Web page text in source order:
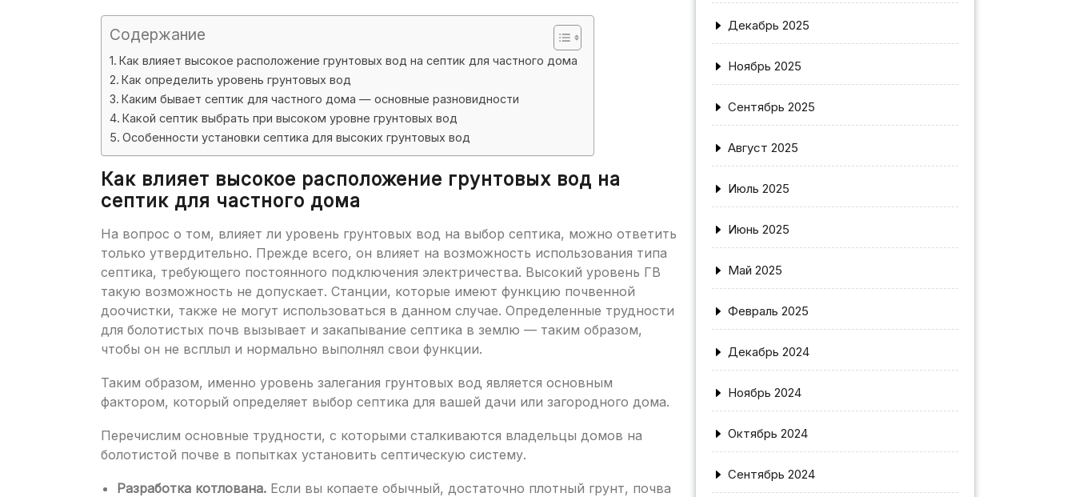
Содержание
Как влияет высокое расположение грунтовых вод на септик для частного дома
Как определить уровень грунтовых вод
Каким бывает септик для частного дома — основные разновидности
Какой септик выбрать при высоком уровне грунтовых вод
Особенности установки септика для высоких грунтовых вод
Как влияет высокое расположение грунтовых вод на
септик для частного дома
На вопрос о том, влияет ли уровень грунтовых вод на выбор септика, можно ответить
только утвердительно. Прежде всего, он влияет на возможность использования типа
септика, требующего постоянного подключения электричества. Высокий уровень ГВ
такую возможность не допускает. Станции, которые имеют функцию почвенной
доочистки, также не могут использоваться в данном случае. Определенные трудности
для болотистых почв вызывает и закапывание септика в землю — таким образом,
чтобы он не всплыл и нормально выполнял свои функции.
Таким образом, именно уровень залегания грунтовых вод является основным
фактором, который определяет выбор септика для вашей дачи или загородного дома.
Перечислим основные трудности, с которыми сталкиваются владельцы домов на
болотистой почве в попытках установить септическую систему.
Разработка котлована. Если вы копаете обычный, достаточно плотный грунт, почва
Декабрь 2025
Ноябрь 2025
Сентябрь 2025
Август 2025
Июль 2025
Июнь 2025
Май 2025
Февраль 2025
Декабрь 2024
Ноябрь 2024
Октябрь 2024
Сентябрь 2024